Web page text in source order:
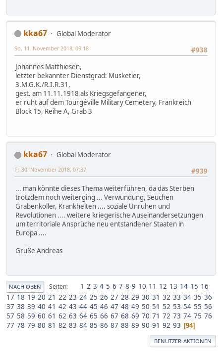
kka67
Global Moderator
#938
So, 11. November 2018, 09:18
Johannes Matthiesen,
letzter bekannter Dienstgrad: Musketier,
3.M.G.K./R.I.R.31,
gest. am 11.11.1918 als Kriegsgefangener,
er ruht auf dem Tourgéville Military Cemetery, Frankreich
Block 15, Reihe A, Grab 3
kka67
Global Moderator
#939
Fr, 30. November 2018, 07:37
... man könnte dieses Thema weiterführen, da das Sterben
trotzdem noch weiterging ... Verwundung, Seuchen
Grabenkoller, Krankheiten .... soziale Unruhen und
Revolutionen .... weitere kriegerische Auseinandersetzungen
um territoriale Ansprüche neu entstandener Staaten in
Europa ....
Grüße Andreas
NACH OBEN Seiten 1 2 3 4 5 6 7 8 9 10 11 12 13 14 15 16
17 18 19 20 21 22 23 24 25 26 27 28 29 30 31 32 33 34 35 36
37 38 39 40 41 42 43 44 45 46 47 48 49 50 51 52 53 54 55 56
57 58 59 60 61 62 63 64 65 66 67 68 69 70 71 72 73 74 75 76
77 78 79 80 81 82 83 84 85 86 87 88 89 90 91 92 93 94
BENUTZER-AKTIONEN